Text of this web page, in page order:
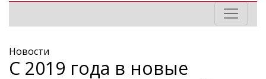
Новости
С 2019 года в новые